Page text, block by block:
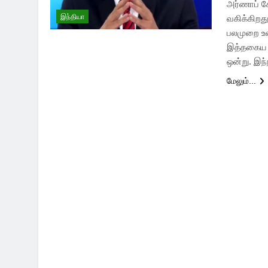
இந்தியா
அர்ணாப்
பலமுறை
இத்தகைய
ஒன்று.
மேலும்...